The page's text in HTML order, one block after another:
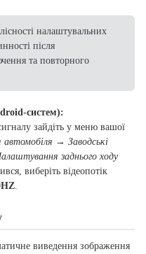
налаштувальних
після
та повторного
систем):
зайдіть у меню вашої
→ Заводські
заднього ходу
виберіть відеопотік
виведення зображення